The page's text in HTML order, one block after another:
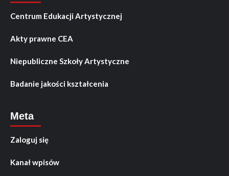
Centrum Edukacji Artystycznej
Akty prawne CEA
Niepubliczne Szkoły Artystyczne
Badanie jakości kształcenia
Meta
Zaloguj się
Kanał wpisów